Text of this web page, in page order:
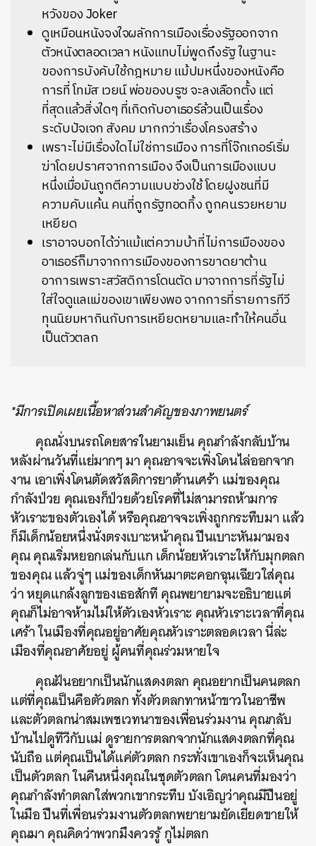
หวังของ Joker
ดูเหมือนหนังจงใจผลักการเมืองเรื่องรัฐออกจาก
ตัวหนังตลอดเวลา หนังแทบไม่พูดถึงรัฐ ในฐานะ
ของการบังคับใช้กฎหมาย แม้ปมหนึ่งของหนังคือ
การที่ โทมัส เวยน์ พ่อของบรูซ จะลงเลือกตั้ง แต่
ที่สุดแล้วสิ่งใดๆ ที่เกิดกับอาเธอร์ล้วนเป็นเรื่อง
ระดับปัจเจก สังคม มากกว่าเรื่องโครงสร้าง
เพราะไม่มีเรื่องใดไม่ใช่การเมือง การที่โจ๊กเกอร์เริ่ม
ฆ่าโดยปราศจากการเมือง จึงเป็นการเมืองแบบ
หนึ่งเมื่อมันถูกตีความแบบช่วงใช้ โดยฝูงชนที่มี
ความคับแค้น คนที่ถูกรัฐทอดทิ้ง ถูกคนรวยหยาม
เหยียด
เราอาจบอกได้ว่าแม้แต่ความบ้าที่ไม่การเมืองของ
อาเธอร์ก็มาจากการเมืองของการขาดยาต้าน
อาการเพราะสวัสดิการโดนตัด มาจากการที่รัฐไม่
ใส่ใจดูแลแม่ของเขาเพียงพอ จากการที่รายการทีวี
ทุนนิยมหากินกับการเหยียดหยามและทำให้คนอื่น
เป็นตัวตลก
*มีการเปิดเผยเนื้อหาส่วนสำคัญของภาพยนตร์
คุณนั่งบนรถโดยสารในยามเย็น คุณกำลังกลับบ้าน
หลังผ่านวันที่แย่มากๆ มา คุณอาจจะเพิ่งโดนไล่ออกจาก
งาน เอาเพิ่งโดนตัดสวัสดิการยาต้านเศร้า แม่ของคุณ
กำลังป่วย คุณเองก็ป่วยด้วยโรคที่ไม่สามารถห้ามการ
หัวเราะของตัวเองได้ หรือคุณอาจจะเพิ่งถูกกระทืบมา แล้ว
ก็มีเด็กน้อยหนึ่งนั่งตรงเบาะหน้าคุณ ปีนเบาะหันมามอง
คุณ คุณเริ่มหยอกเล่นกับแก เด็กน้อยหัวเราะให้กับมุกตลก
ของคุณ แล้วจู่ๆ แม่ของเด็กหันมาตะคอกฉุนเฉียวใส่คุณ
ว่า หยุดแกล้งลูกของเธอสักที คุณพยายามจะอธิบายแต่
คุณก็ไม่อาจห้ามไม่ให้ตัวเองหัวเราะ คุณหัวเราะเวลาที่คุณ
เศร้า ในเมืองที่คุณอยู่อาศัยคุณหัวเราะตลอดเวลา นี่ล่ะ
เมืองที่คุณอาศัยอยู่ ผู้คนที่คุณร่วมหายใจ
คุณฝันอยากเป็นนักแสดงตลก คุณอยากเป็นคนตลก
แต่ที่คุณเป็นคือตัวตลก ทั้งตัวตลกทาหน้าขาวในอาชีพ
และตัวตลกน่าสมเพชเวทนาของเพื่อนร่วมงาน คุณกลับ
บ้านไปดูทีวีกับแม่ ดูรายการตลกจากนักแสดงตลกที่คุณ
นับถือ แต่คุณเป็นได้แค่ตัวตลก กระทั่งเขาเองก็จะเห็นคุณ
เป็นตัวตลก ในคืนหนึ่งคุณในชุดตัวตลก โดนคนที่มองว่า
คุณกำลังทำตลกใส่พวกเขากระทืบ บังเอิญว่าคุณมีปืนอยู่
ในมือ ปืนที่เพื่อนร่วมงานตัวตลกพยายามยัดเยียดขายให้
คุณมา คุณคิดว่าพวกมึงควรรู้ กูไม่ตลก